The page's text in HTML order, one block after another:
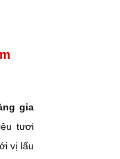
gia
tươi
vị lẩu